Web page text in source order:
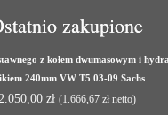
zakupione
z kołem dwumasowym i
240mm VW T5 03-09 Sachs
2.050,00 zł (1.666,67 złnetto)